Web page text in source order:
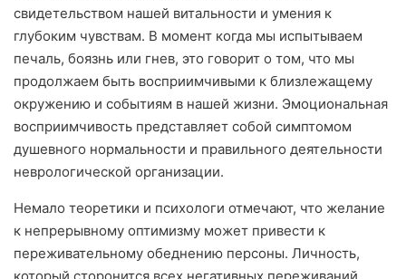
свидетельством нашей витальности и умения к
глубоким чувствам. В момент когда мы испытываем
печаль, боязнь или гнев, это говорит о том, что мы
продолжаем быть восприимчивыми к близлежащему
окружению и событиям в нашей жизни. Эмоциональная
восприимчивость представляет собой симптомом
душевного нормальности и правильного деятельности
неврологической организации.
Немало теоретики и психологи отмечают, что желание
к непрерывному оптимизму может привести к
переживательному обеднению персоны. Личность,
который сторонится всех негативных переживаний,